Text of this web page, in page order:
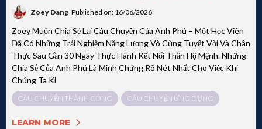
Zoey Dang Published on: 16/06/2026
Zoey Muốn Chia Sẻ Lại Câu Chuyện Của Anh Phú – Một Học Viên
Đã Có Những Trải Nghiệm Năng Lượng Vô Cùng Tuyệt Vời Và Chân
Thực Sau Gần 30 Ngày Thực Hành Kết Nối Thần Hộ Mệnh. Những
Chia Sẻ Của Anh Phú Là Minh Chứng Rõ Nét Nhất Cho Việc Khi
Chúng Ta Ki
CÂU CHUYỆN THÀNH CÔNG CÂU CHUYỆN ỨNG DỤNG
LEARN MORE